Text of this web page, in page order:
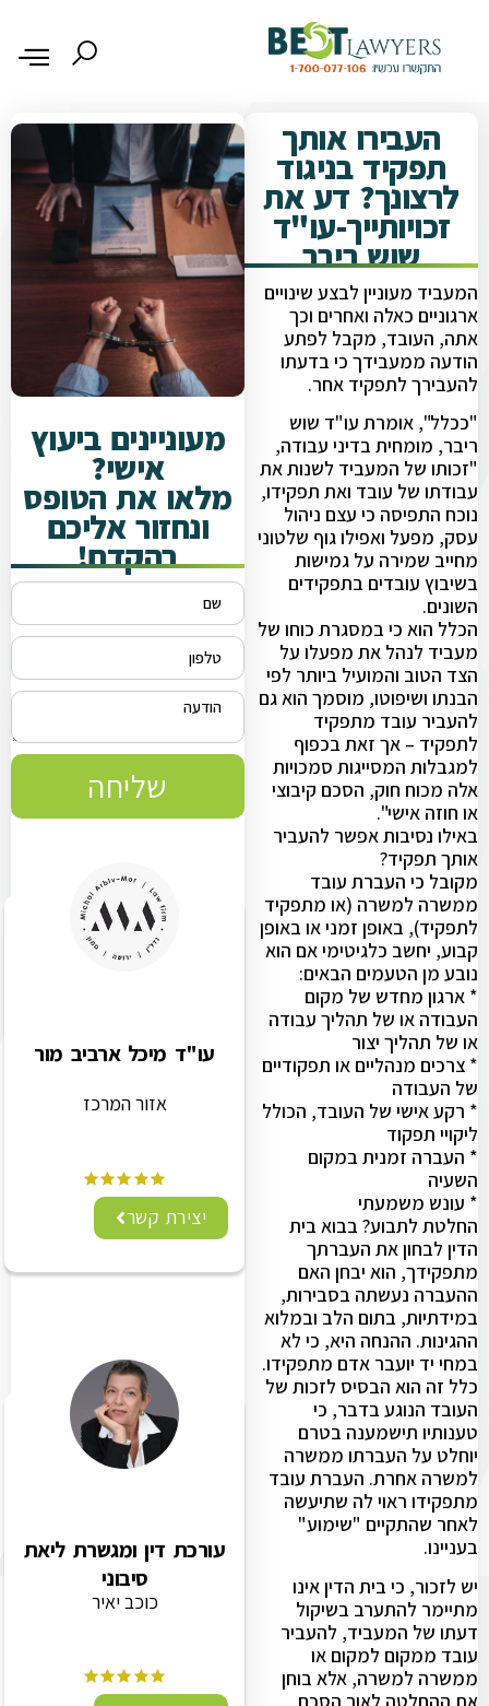
העבירו אותך
תפקיד בניגוד
לרצונך? דע את
זכויותייך-עו"ד
שוש ריבר
המעביד מעוניין לבצע שינויים
ארגוניים כאלה ואחרים וכך
אתה, העובד, מקבל לפתע
הודעה ממעבידך כי בדעתו
להעבירך לתפקיד אחר.
"ככלל", אומרת עו"ד שוש
ריבר, מומחית בדיני עבודה,
"זכותו של המעביד לשנות את
עבודתו של עובד ואת תפקידו,
נוכח התפיסה כי עצם ניהול
עסק, מפעל ואפילו גוף שלטוני
מחייב שמירה על גמישות
בשיבוץ עובדים בתפקידים
השונים.
הכלל הוא כי במסגרת כוחו של
מעביד לנהל את מפעלו על
הצד הטוב והמועיל ביותר לפי
הבנתו ושיפוטו, מוסמך הוא גם
להעביר עובד מתפקיד
לתפקיד – אך זאת בכפוף
למגבלות המסייגות סמכויות
אלה מכוח חוק, הסכם קיבוצי
או חוזה אישי".
באילו נסיבות אפשר להעביר
אותך תפקיד?
מקובל כי העברת עובד
ממשרה למשרה (או מתפקיד
לתפקיד), באופן זמני או באופן
קבוע, יחשב כלגיטימי אם הוא
נובע מן הטעמים הבאים:
* ארגון מחדש של מקום
העבודה או של תהליך עבודה
או של תהליך יצור
* צרכים מנהליים או תפקודיים
של העבודה
* רקע אישי של העובד, הכולל
ליקויי תפקוד
* העברה זמנית במקום
השעיה
* עונש משמעתי
החלטת לתבוע? בבוא בית
הדין לבחון את העברתך
מתפקידך, הוא יבחן האם
ההעברה נעשתה בסבירות,
במידתיות, בתום הלב ובמלוא
ההגינות. ההנחה היא, כי לא
במחי יד יועבר אדם מתפקידו.
כלל זה הוא הבסיס לזכות של
העובד הנוגע בדבר, כי
טענותיו תישמענה בטרם
יוחלט על העברתו ממשרה
למשרה אחרת. העברת עובד
מתפקידו ראוי לה שתיעשה
לאחר שהתקיים "שימוע"
בעניינו.
יש לזכור, כי בית הדין אינו
מתיימר להתערב בשיקול
דעתו של המעביד, להעביר
עובד ממקום למקום או
ממשרה למשרה, אלא בוחן
את ההחלטה לאור הסכם
מעוניינים ביעוץ
אישי?
מלאו את הטופס
ונחזור אליכם
בהקדם!
שליחה
עו"ד מיכל ארביב מור
אזור המרכז
יצירת קשר
עורכת דין ומגשרת ליאת
סיבוני
כוכב יאיר